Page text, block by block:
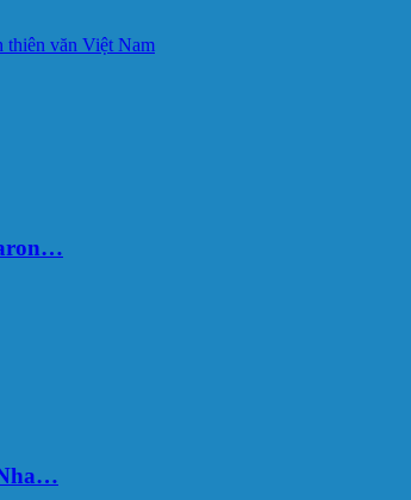
thiên văn Việt Nam